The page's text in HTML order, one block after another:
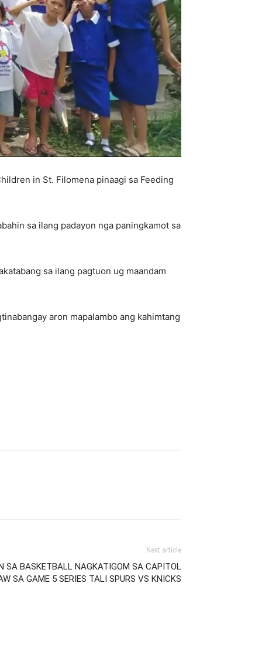
in St. Filomena pinaagi sa Feeding
sa ilang padayon nga paningkamot sa
sa ilang pagtuon ug maandam
aron mapalambo ang kahimtang
Next article
SA BASKETBALL NAGKATIGOM SA CAPITOL
SA GAME 5 SERIES TALI SPURS VS KNICKS